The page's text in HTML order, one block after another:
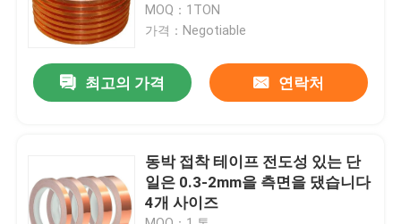
스테인레스 강 이음매 없는 관
탄소강 배관
스테인레스 강 시트판
미터를 회전시켰습니다
MOQ：1TON
가격：Negotiable
최고의 가격 연락처
동박 접착 테이프 전도성 있는 단
일은 0.3-2mm을 측면을 댔습니다
4개 사이즈